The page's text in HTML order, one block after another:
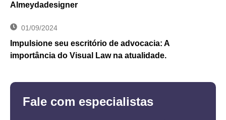
Almeydadesigner
01/09/2024
Impulsione seu escritório de advocacia: A
importância do Visual Law na atualidade.
Fale com especialistas